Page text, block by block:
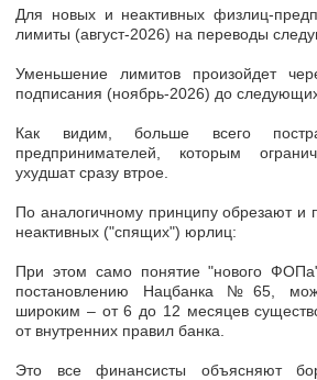
Для новых и неактивных физлиц-
лимиты (август-2026) на переводы
Уменьшение лимитов произойдет
подписания (ноябрь-2026) до
Как видим, больше всего
предпринимателей, которым
ухудшат сразу втрое.
По аналогичному принципу обрезают и
неактивных ("спящих") юрлиц:
При этом само понятие "нового
постановлению Нацбанка №65,
широким – от 6 до 12 месяцев
от внутренних правил банка.
Это все финансисты объясняют